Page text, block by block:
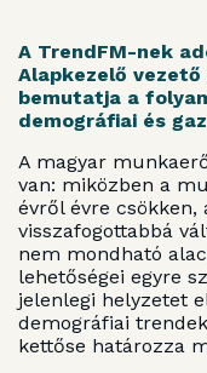
A TrendFM-nek
Alapkezelő
bemutatja a
demográfiai és
A magyar
van: miközben a
évről évre csökken,
visszafogottabbá
nem mondható
lehetőségei egyre
jelenlegi helyzetet
demográfiai
kettőse határozza